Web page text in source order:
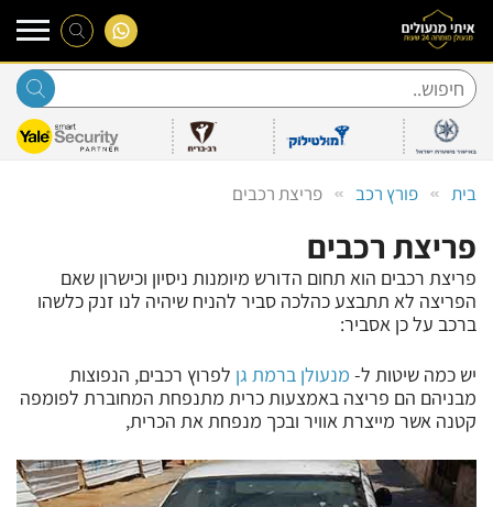
content
בית פורץ רכב פריצת רכבים
פריצת רכבים
פריצת רכבים הוא תחום הדורש מיומנות ניסיון וכישרון שאם
הפריצה לא תתבצע כהלכה סביר להניח שיהיה לנו זנק כלשהו
ברכב על כן אסביר:
יש כמה שיטות ל- מנעולן ברמת גן לפרוץ רכבים, הנפוצות
מבניהם הם פריצה באמצעות כרית מתנפחת המחוברת לפומפה
קטנה אשר מייצרת אוויר ובכך מנפחת את הכרית,